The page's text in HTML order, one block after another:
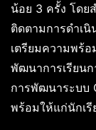
น้อย 3 ครั้ง โดย
ติดตามการดำเนิ
เตรียมความพร้อ
พัฒนาการเรียน
การพัฒนาระบบ
พร้อมให้แก่นักเรี